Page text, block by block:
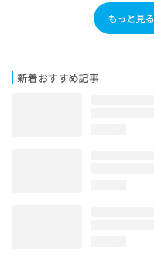
もっと見る
新着おすすめ記事
は